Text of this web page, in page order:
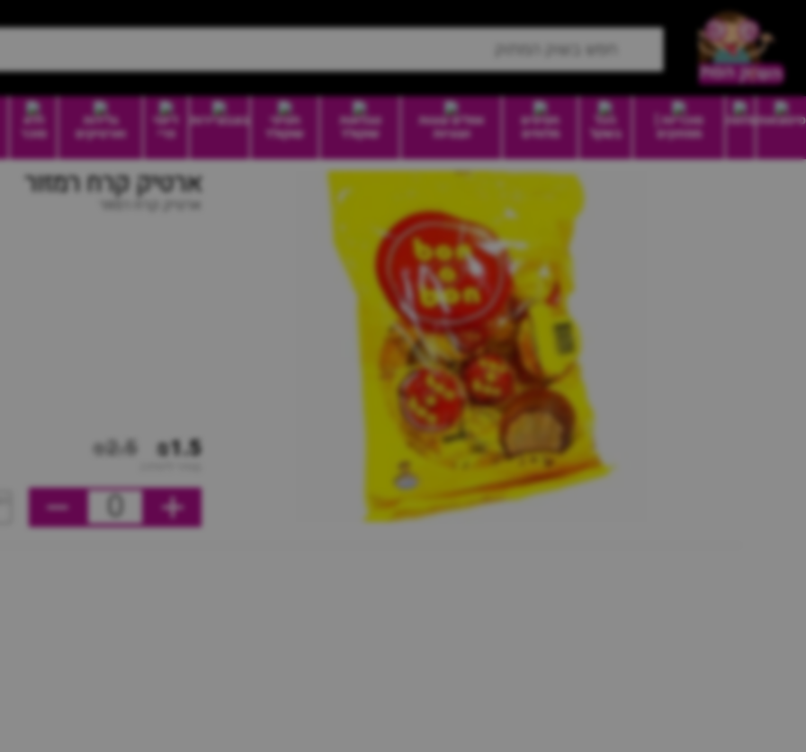
סיטונאותמזווה
סוכריות |
ממתקים
הכל
בשקל
חטיפים
מלוחים
וופלים עוגות
ועוגיות
טבלאות
שוקולד
חטיפי
שוקולד
בונבוניירות
דיוטי
פרי
גלידות
וארטיקים
ללא
סוכר
ארטיק קרח רמזור
ארטיק קרח רמזור
₪1.5
₪2.5
0